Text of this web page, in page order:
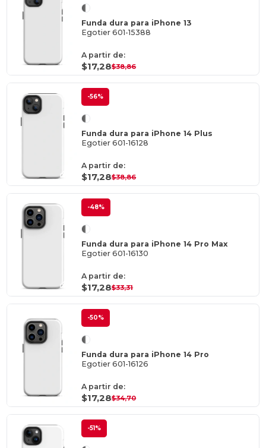
Funda dura para iPhone 13
Egotier 601-15388
A partir de:
$17,28$38,86
-56%
Funda dura para iPhone 14 Plus
Egotier 601-16128
A partir de:
$17,28$38,86
-48%
Funda dura para iPhone 14 Pro Max
Egotier 601-16130
A partir de:
$17,28$33,31
-50%
Funda dura para iPhone 14 Pro
Egotier 601-16126
A partir de:
$17,28$34,70
-51%